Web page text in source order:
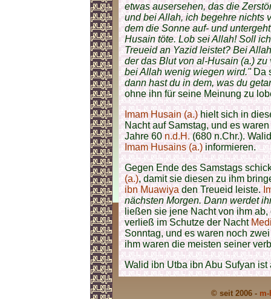
etwas ausersehen, das die
und bei Allah, ich begehre nichts
dem die Sonne auf- und
Husain töte. Lob sei Allah! Soll
Treueid an Yazid leistet? Bei
der das Blut von al-Husain (a.)
bei Allah wenig wiegen wird."Da
dann hast du in dem, was du
ohne ihn für seine Meinung zu
Imam Husain (a.)hielt sich in
Nacht auf Samstag, und es
Jahre 60n.d.H.(680 n.Chr.).
Imam Husains (a.)informieren.
Gegen Ende des Samstags
(a.), damit sie diesen zu ihm
ibn Muawiyaden Treueid leiste.
nächsten Morgen. Dann werdet
ließen sie jene Nacht von ihm
verließ im Schutze der Nacht
Sonntag, und es waren noch
ihm waren die meisten seiner
Walid ibn Utba ibn Abu Sufyan
© seit 2006 -